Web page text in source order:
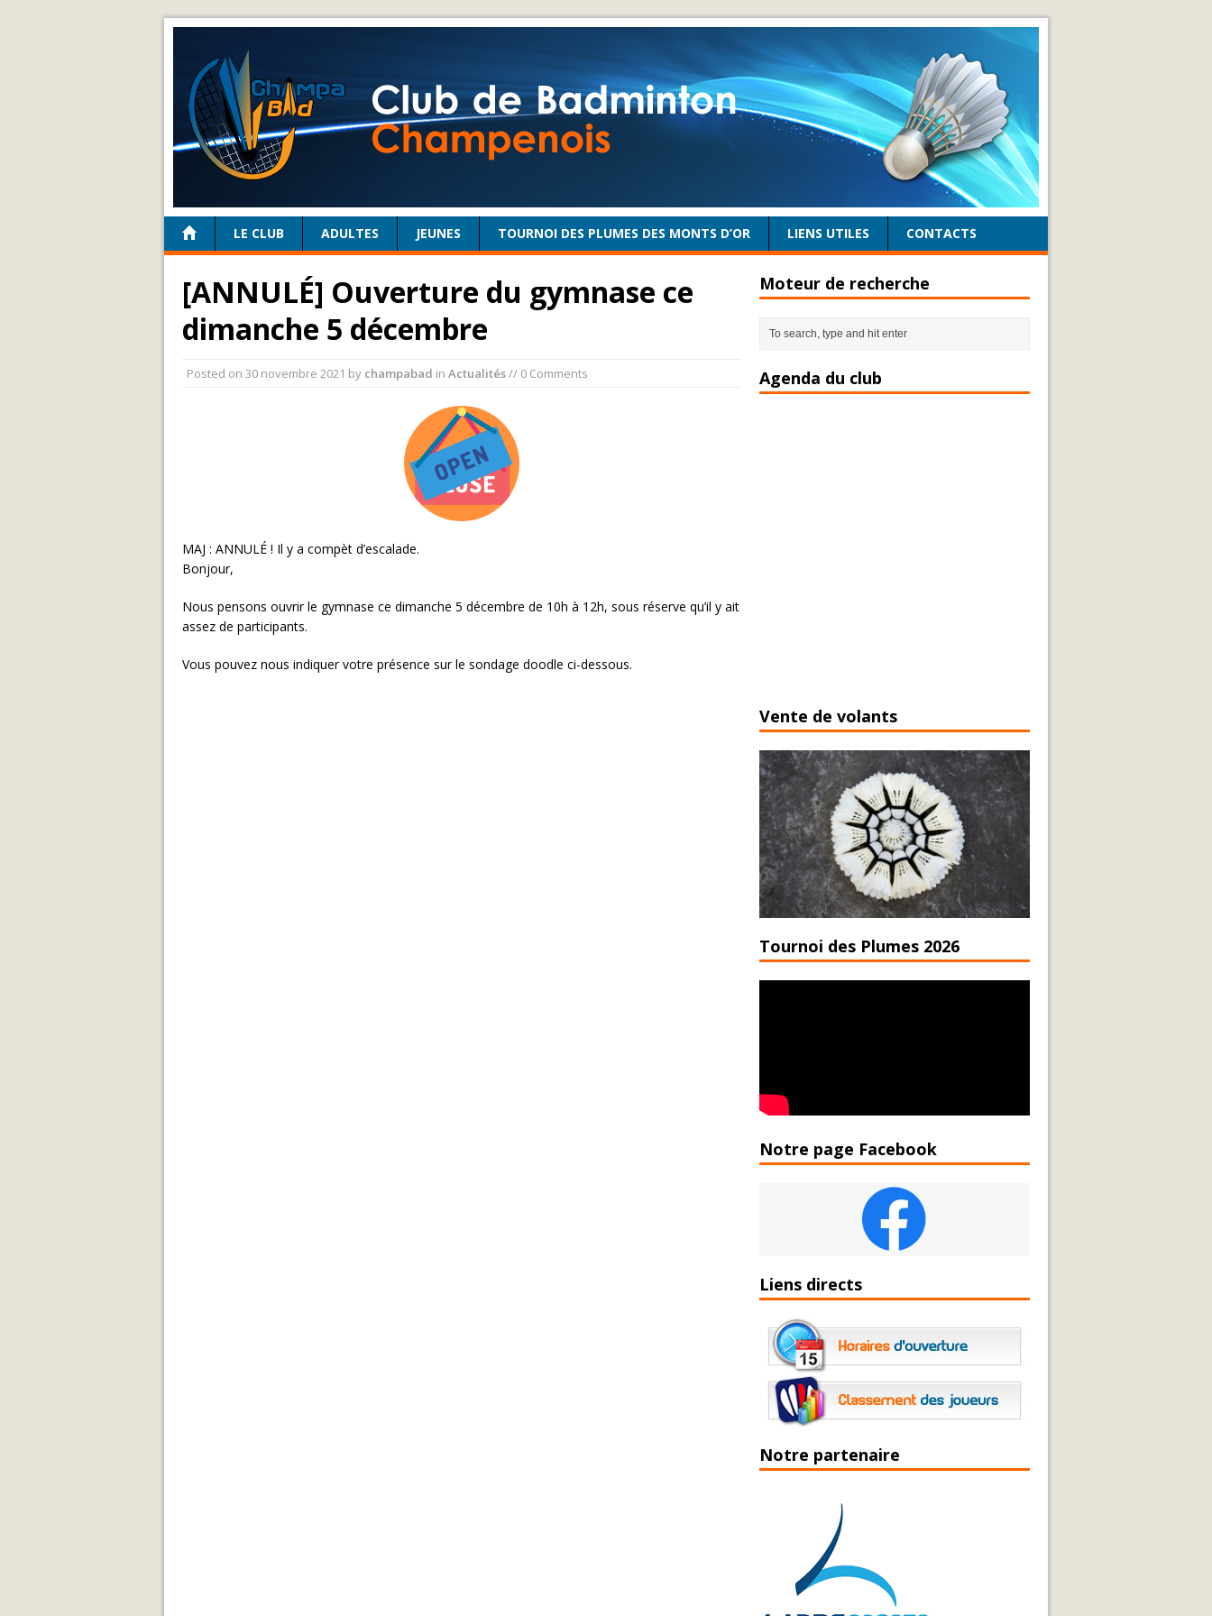
LE CLUB ADULTES JEUNES TOURNOI DES PLUMES DES MONTS D’OR LIENS UTILES CONTACTS
[ANNULÉ] Ouverture du gymnase ce
dimanche 5 décembre
Posted on 30 novembre 2021 by champabad in Actualités// 0 Comments
MAJ : ANNULÉ ! Il y a compèt d’escalade.
Bonjour,
Nous pensons ouvrir le gymnase ce dimanche 5 décembre de 10h à 12h, sous réserve qu’il y ait
assez de participants.
Vous pouvez nous indiquer votre présence sur le sondage doodle ci-dessous.
Moteur de recherche
Agenda du club
Vente de volants
Tournoi des Plumes 2026
Notre page Facebook
Liens directs
Notre partenaire